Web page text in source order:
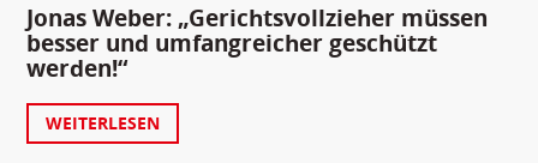
Jonas Weber: „Gerichtsvollzieher müssen
besser und umfangreicher geschützt
werden!“
WEITERLESEN